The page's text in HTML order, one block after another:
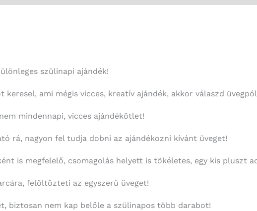
szülinapi ajándék!
keresel, ami mégis vicces, kreatív ajándék, akkor válaszd
mindennapi, vicces ajándékötlet!
rá, nagyon fel tudja dobni az ajándékozni kívánt üveget!
is megfelelő, csomagolás helyett is tökéletes, egy kis pluszt
felöltözteti az egyszerű üveget!
biztosan nem kap belőle a szülinapos több darabot!